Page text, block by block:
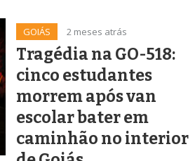
GOIÁS 2 meses atrás
Tragédia na GO-518:
cinco estudantes
morrem após van
escolar bater em
caminhão no interior